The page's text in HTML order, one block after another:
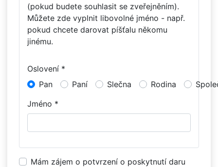
(pokud budete souhlasit se zveřejněním).
Můžete zde vyplnit libovolné jméno - např.
pokud chcete darovat píšťalu někomu
jinému.
Oslovení *
Pan
Paní Slečna Rodina
Jméno *
Mám zájem o potvrzení o poskytnutí daru